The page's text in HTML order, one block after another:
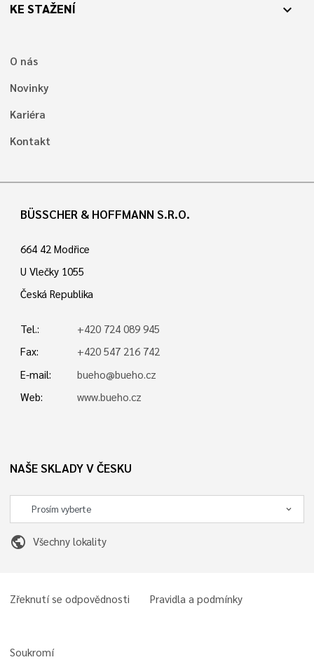
KE STAŽENÍ expand_more
O nás
Novinky
Kariéra
Kontakt
BÜSSCHER & HOFFMANN S.R.O.
664 42 Modřice
U Vlečky 1055
Česká Republika
Tel.:
+420 724 089 945
Fax:
+420 547 216 742
E-mail:
bueho@bueho.cz
Web:
www.bueho.cz
NAŠE SKLADY V ČESKU
public Všechny lokality
Zřeknutí se odpovědnosti Pravidla a podmínky
Soukromí